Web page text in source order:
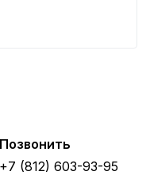
Позвонить
+7 (812) 603-93-95